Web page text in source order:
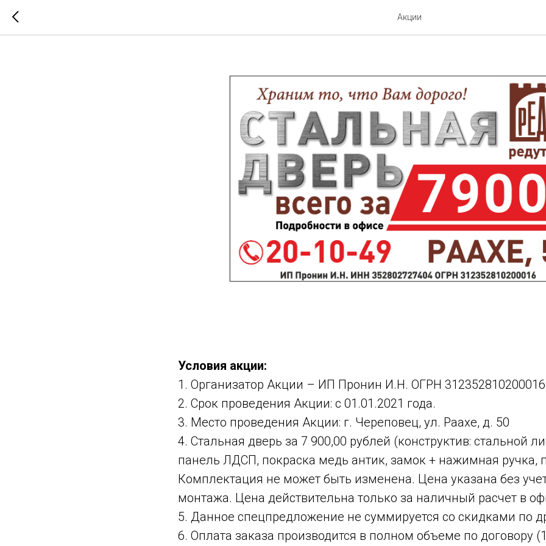
Акции
СТАЛЬНАЯ ДВЕРЬ ВСЕГО ЗА 7900
Условия акции:
1. Организатор Акции – ИП Пронин И.Н. ОГРН 312352810200016
2. Срок проведения Акции: с 01.01.2021 года.
3. Место проведения Акции: г. Череповец, ул. Раахе, д. 50
4. Стальная дверь за 7 900,00 рублей (конструктив: стальной
панель ЛДСП, покраска медь антик, замок + нажимная ручка,
Комплектация не может быть изменена. Цена указана без
монтажа. Цена действительна только за наличный расчет в
5. Данное спецпредложение не суммируется со скидками по
6. Оплата заказа производится в полном объеме по договору